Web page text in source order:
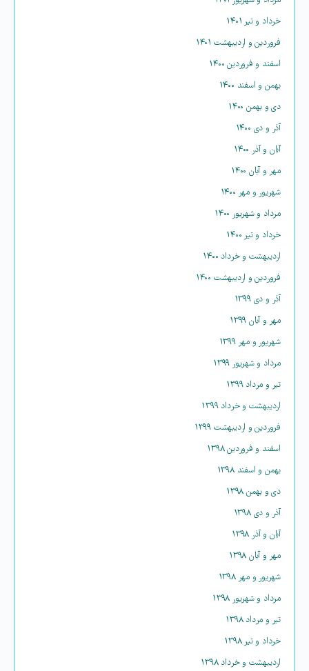
خرداد و تیر ۱۴۰۱
فروردین و اردیبهشت ۱۴۰۱
اسفند و فروردین ۱۴۰۰
بهمن و اسفند ۱۴۰۰
دی و بهمن ۱۴۰۰
آذر و دی ۱۴۰۰
آبان و آذر ۱۴۰۰
مهر و آبان ۱۴۰۰
شهریور و مهر ۱۴۰۰
مرداد و شهریور ۱۴۰۰
خرداد و تیر ۱۴۰۰
اردیبهشت و خرداد ۱۴۰۰
فروردین و اردیبهشت ۱۴۰۰
آذر و دی ۱۳۹۹
مهر و آبان ۱۳۹۹
شهریور و مهر ۱۳۹۹
مرداد و شهریور ۱۳۹۹
تیر و مرداد ۱۳۹۹
اردیبهشت و خرداد ۱۳۹۹
فروردین و اردیبهشت ۱۳۹۹
اسفند و فروردین ۱۳۹۸
بهمن و اسفند ۱۳۹۸
دی و بهمن ۱۳۹۸
آذر و دی ۱۳۹۸
آبان و آذر ۱۳۹۸
مهر و آبان ۱۳۹۸
شهریور و مهر ۱۳۹۸
مرداد و شهریور ۱۳۹۸
تیر و مرداد ۱۳۹۸
خرداد و تیر ۱۳۹۸
اردیبهشت و خرداد ۱۳۹۸